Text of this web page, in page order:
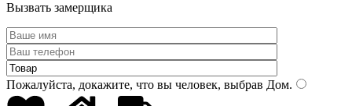
Вызвать замерщика
Пожалуйста, докажите, что вы человек, выбрав Дом.